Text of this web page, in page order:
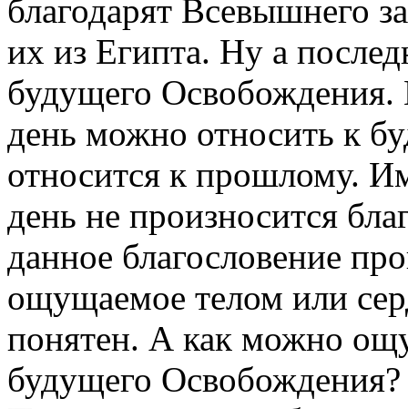
благодарят Всевышнего
их из Египта. Ну а
будущего
день можно относить к
относится к прошлому.
день не произносится
данное благословение
ощущаемое телом или
понятен. А как можно
будущего